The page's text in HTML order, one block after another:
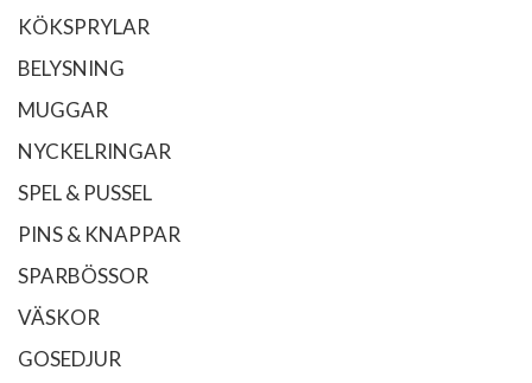
KÖKSPRYLAR
BELYSNING
MUGGAR
NYCKELRINGAR
SPEL & PUSSEL
PINS & KNAPPAR
SPARBÖSSOR
VÄSKOR
GOSEDJUR